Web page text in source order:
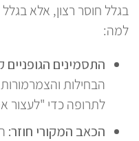
בגלל חוסר רצון, אלא
למה:
התסמינים
הבחילות
לתרופה כדי "לעצור
הכאב המקורי חוזר: